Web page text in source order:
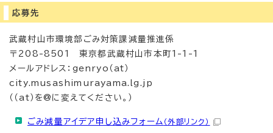
応募先
武蔵村山市環境部ごみ対策課減量推進係
〒208-8501 東京都武蔵村山市本町1-1-1
メールアドレス：genryo（at）
city.musashimurayama.lg.jp
（（at）を@に変えてください。）
ごみ減量アイデア申し込みフォーム （外部リンク）